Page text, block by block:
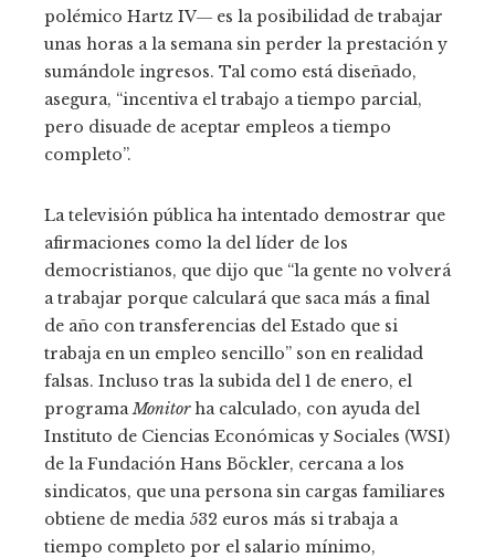
polémico Hartz IV― es la posibilidad de trabajar
unas horas a la semana sin perder la prestación y
sumándole ingresos. Tal como está diseñado,
asegura, “incentiva el trabajo a tiempo parcial,
pero disuade de aceptar empleos a tiempo
completo”.
La televisión pública ha intentado demostrar que
afirmaciones como la del líder de los
democristianos, que dijo que “la gente no volverá
a trabajar porque calculará que saca más a final
de año con transferencias del Estado que si
trabaja en un empleo sencillo” son en realidad
falsas. Incluso tras la subida del 1 de enero, el
programaMonitorha calculado, con ayuda del
Instituto de Ciencias Económicas y Sociales (WSI)
de la Fundación Hans Böckler, cercana a los
sindicatos, que una persona sin cargas familiares
obtiene de media 532 euros más si trabaja a
tiempo completo por el salario mínimo,